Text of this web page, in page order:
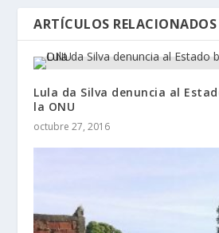
ARTÍCULOS RELACIONADOS
Lula da Silva denuncia al
la ONU
octubre 27, 2016